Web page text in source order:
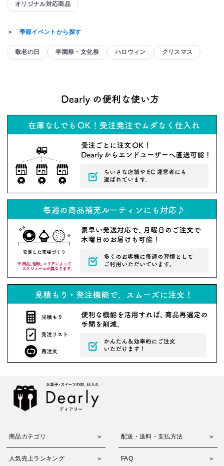
オリジナル対応商品
＞ 季節イベントから探す
敬老の日 学園祭・文化祭 ハロウィン クリスマス
商品カテゴリ 配送・送料・支払方法
人気売上ランキング FAQ